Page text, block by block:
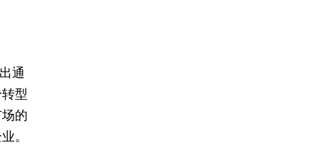
通
型
的
。